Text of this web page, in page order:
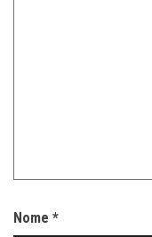
Nome *